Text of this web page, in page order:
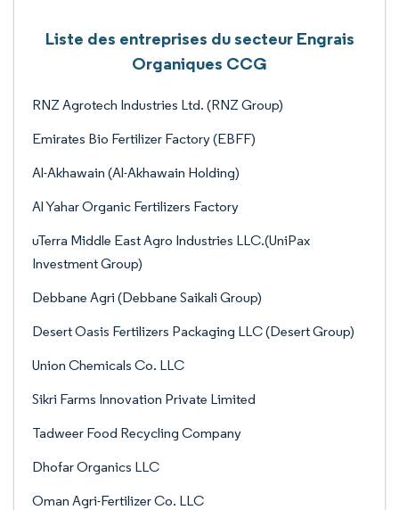
Liste des entreprises du secteur Engrais
Organiques CCG
RNZ Agrotech Industries Ltd. (RNZ Group)
Emirates Bio Fertilizer Factory (EBFF)
Al-Akhawain (Al-Akhawain Holding)
Al Yahar Organic Fertilizers Factory
uTerra Middle East Agro Industries LLC.(UniPax
Investment Group)
Debbane Agri (Debbane Saikali Group)
Desert Oasis Fertilizers Packaging LLC (Desert Group)
Union Chemicals Co. LLC
Sikri Farms Innovation Private Limited
Tadweer Food Recycling Company
Dhofar Organics LLC
Oman Agri-Fertilizer Co. LLC